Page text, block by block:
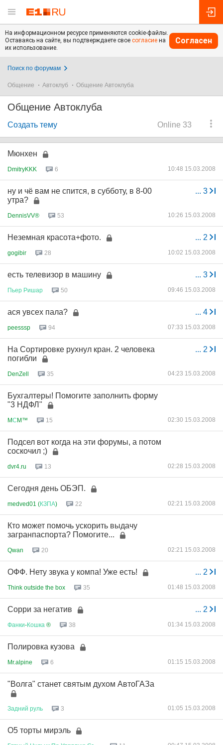
На информационном ресурсе применяются cookie-файлы.
Оставаясь на сайте, вы подтверждаете свое согласие на
их использование.
Согласен
Поиск по форумам
Общение Автоклуб Общение Автоклуба
Общение Автоклуба
Online 33
Создать тему
Мюнхен
DmitryKKK 6 10:48 15.03.2008
... 3
ну и чё вам не спится, в субботу, в 8-00
утра?
DennisVV® 53 10:26 15.03.2008
... 2
Неземная красота+фото.
gogibir 28 10:02 15.03.2008
... 3
есть телевизор в машину
Пьер Ришар 50 09:46 15.03.2008
... 4
ася увсех пала?
peesssp 94 07:33 15.03.2008
... 2
На Сортировке рухнул кран. 2 человека
погибли
DenZell 35 04:23 15.03.2008
Бухгалтеры! Помогите заполнить форму
"3 НДФЛ"
MСM™ 15 02:30 15.03.2008
Подсел вот когда на эти форумы, а потом
соскочил ;)
dvr4.ru 13 02:28 15.03.2008
Сегодня день ОБЭП.
medved01 (КЗПА) 22 02:21 15.03.2008
Кто может помочь ускорить выдачу
загранпаспорта? Помогите...
Qwan 20 02:21 15.03.2008
... 2
ОФФ. Нету звука у компа! Уже есть!
Think outside the box 35 01:48 15.03.2008
... 2
Сорри за негатив
Фанки-Кошка ® 38 01:34 15.03.2008
Полировка кузова
Mr.alpine 6 01:15 15.03.2008
"Волга" станет святым духом АвтоГАЗа
Задний руль 3 01:05 15.03.2008
О5 торты мирэль